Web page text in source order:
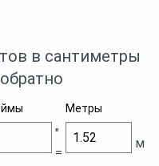
в сантиметры
Метры
"
=
м